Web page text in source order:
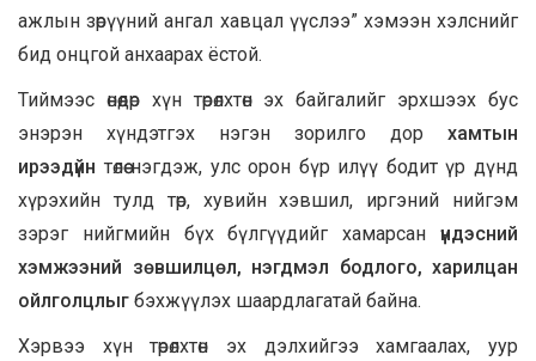
ажлын зөрүүний ангал хавцал үүслээ” хэмээн хэлснийг
бид онцгой анхаарах ёстой.
Тиймээс өнөөдөр хүн төрөлхтөн эх байгалийг эрхшээх бус
энэрэн хүндэтгэх нэгэн зорилго дор хамтын
ирээдүйн төлөө нэгдэж, улс орон бүр илүү бодит үр дүнд
хүрэхийн тулд төр, хувийн хэвшил, иргэний нийгэм
зэрэг нийгмийн бүх бүлгүүдийг хамарсан үндэсний
хэмжээний зөвшилцөл, нэгдмэл бодлого, харилцан
ойлголцлыг бэхжүүлэх шаардлагатай байна.
Хэрвээ хүн төрөлхтөн эх дэлхийгээ хамгаалах, уур